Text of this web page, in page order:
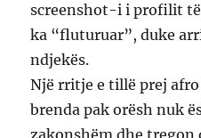
screenshot-i i profilit të
ka “fluturuar”, duke
ndjekës.
Një rritje e tillë prej
brenda pak orësh nuk